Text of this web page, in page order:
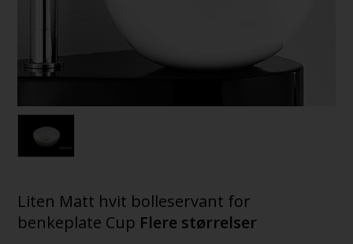
Liten Matt hvit bolleservant for
benkeplate Cup Flere størrelser